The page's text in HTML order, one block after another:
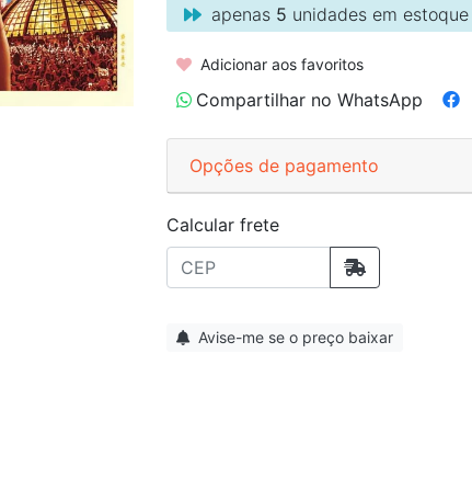
apenas 5 unidades em estoque
Adicionar aos favoritos
Compartilhar no WhatsApp
Opções de pagamento
Calcular frete
Avise-me se o preço baixar